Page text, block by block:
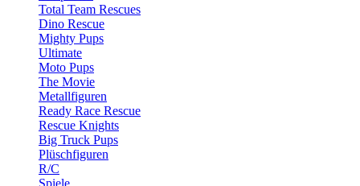
Total Team Rescues
Dino Rescue
Mighty Pups
Ultimate
Moto Pups
The Movie
Metallfiguren
Ready Race Rescue
Rescue Knights
Big Truck Pups
Plüschfiguren
R/C
Spiele